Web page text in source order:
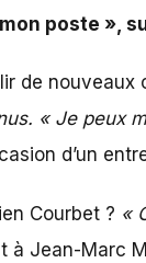
poste »,
de nouveaux
« Je peux
d’un
Courbet ? «
à Jean-Marc